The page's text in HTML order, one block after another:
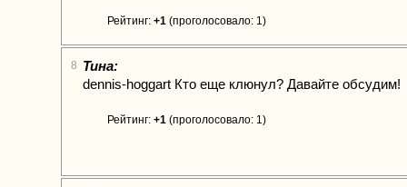
Рейтинг: +1 (проголосовало: 1)
8 Тина:
dennis-hoggart Кто еще клюнул? Давайте обсудим!
Рейтинг: +1 (проголосовало: 1)